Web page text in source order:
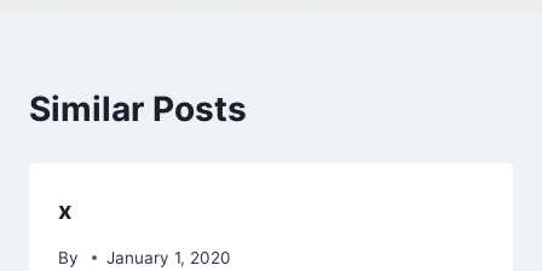
Similar Posts
x
By January 1, 2020